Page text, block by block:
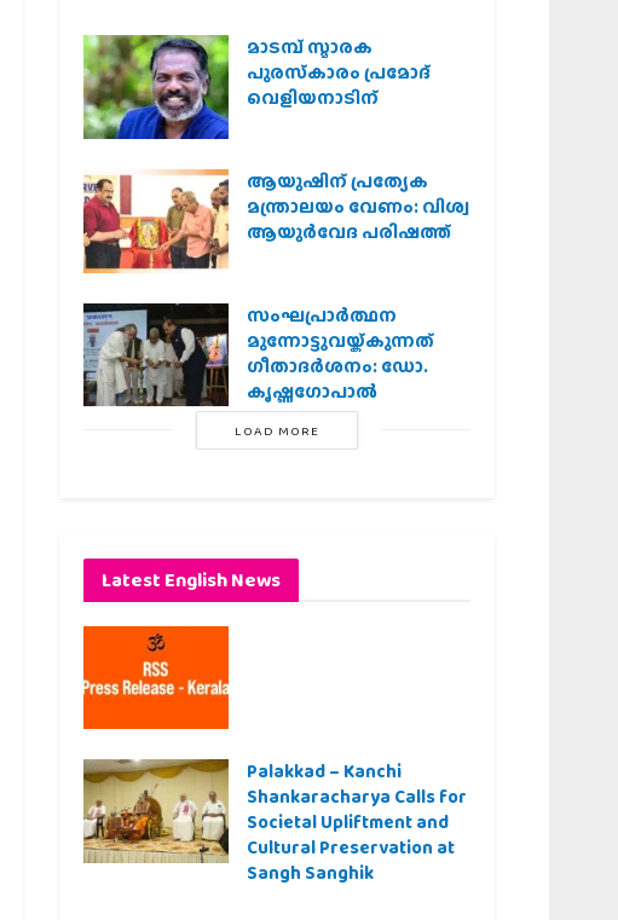
മാടമ്പ് സ്മാരക
പുരസ്‌കാരം പ്രമോദ്
വെളിയനാടിന്
ആയുഷിന് പ്രത്യേക
മന്ത്രാലയം വേണം: വിശ്വ
ആയുര്‍വേദ പരിഷത്ത്
സംഘപ്രാര്‍ത്ഥന
മുന്നോട്ടുവയ്ക്കുന്നത്
ഗീതാദര്‍ശനം: ഡോ.
കൃഷ്ണഗോപാല്‍
LOAD MORE
Latest English News
Palakkad – Kanchi
Shankaracharya Calls for
Societal Upliftment and
Cultural Preservation at
Sangh Sanghik